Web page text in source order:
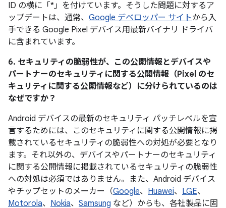
ID の横に「*」を付けています。そうした問題に対するア
ップデートは、通常、 Google デベロッパー サイトから入
手できる Google Pixel デバイス用最新バイナリ ドライバ
に含まれています。
6. セキュリティの脆弱性が、この公開情報とデバイスや
パートナーのセキュリティに関する公開情報（Pixel のセ
キュリティに関する公開情報など）に分けられているのは
なぜですか？
Android デバイスの最新のセキュリティ パッチレベルを宣
言するためには、このセキュリティに関する公開情報に掲
載されているセキュリティの脆弱性への対処が必要となり
ます。それ以外の、デバイスやパートナーのセキュリティ
に関する公開情報に掲載されているセキュリティの脆弱性
への対処は必須ではありません。また、Android デバイス
やチップセットのメーカー（Google、 Huawei、 LGE、
Motorola、 Nokia、 Samsung など）からも、各社製品に固